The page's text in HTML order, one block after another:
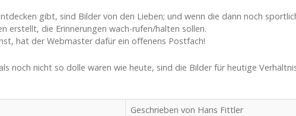
gibt, sind Bilder von den Lieben; und wenn die dann noch
erstellt, die Erinnerungen wach-rufen/halten sollen.
hat der Webmaster dafür ein offenens Postfach!
noch nicht so dolle waren wie heute, sind die Bilder für heutige
Geschrieben von Hans Fittler